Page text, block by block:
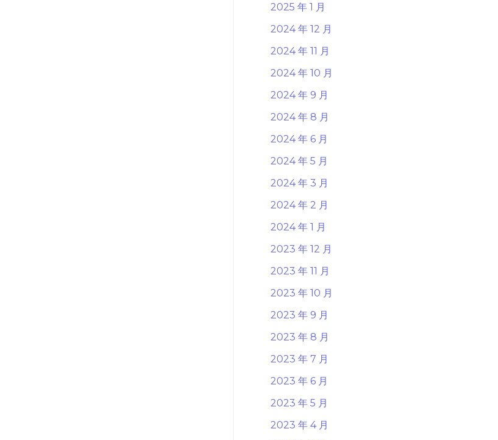
2025 年 1 月
2024 年 12 月
2024 年 11 月
2024 年 10 月
2024 年 9 月
2024 年 8 月
2024 年 6 月
2024 年 5 月
2024 年 3 月
2024 年 2 月
2024 年 1 月
2023 年 12 月
2023 年 11 月
2023 年 10 月
2023 年 9 月
2023 年 8 月
2023 年 7 月
2023 年 6 月
2023 年 5 月
2023 年 4 月